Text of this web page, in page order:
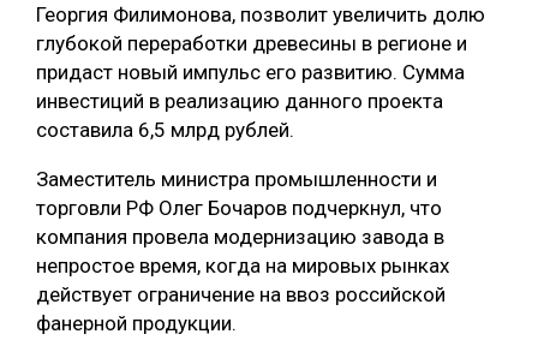
СОРТИРОВКА ДРЕВЕСИНЫ
СУШКА ДРЕВЕСИНЫ
МЕБЕЛЬНОЕ ПРОИЗВОДСТВО
Георгия Филимонова, позволит увеличить долю
глубокой переработки древесины в регионе и
придаст новый импульс его развитию. Сумма
инвестиций в реализацию данного проекта
составила 6,5 млрд рублей.
Заместитель министра промышленности и
торговли РФ Олег Бочаров подчеркнул, что
компания провела модернизацию завода в
непростое время, когда на мировых рынках
действует ограничение на ввоз российской
фанерной продукции.